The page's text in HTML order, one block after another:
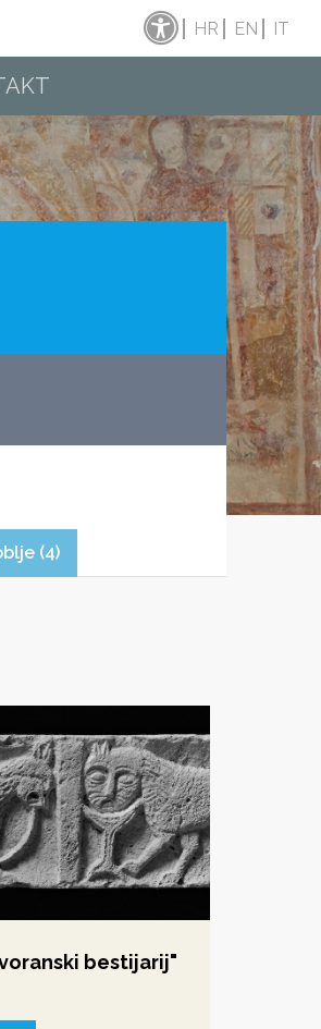
HR EN IT
(4)
bestijarij"